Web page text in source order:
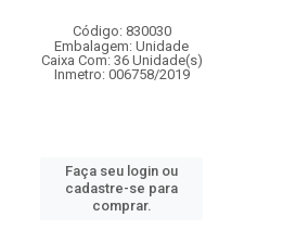
Código: 830030
Embalagem: Unidade
Caixa Com: 36 Unidade(s)
Inmetro: 006758/2019
Faça seu login ou
cadastre-se para
comprar.